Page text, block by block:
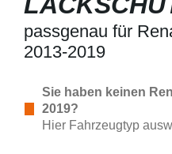
passgenau für
2013-2019
Sie haben keinen
2019?
Hier Fahrzeugtyp